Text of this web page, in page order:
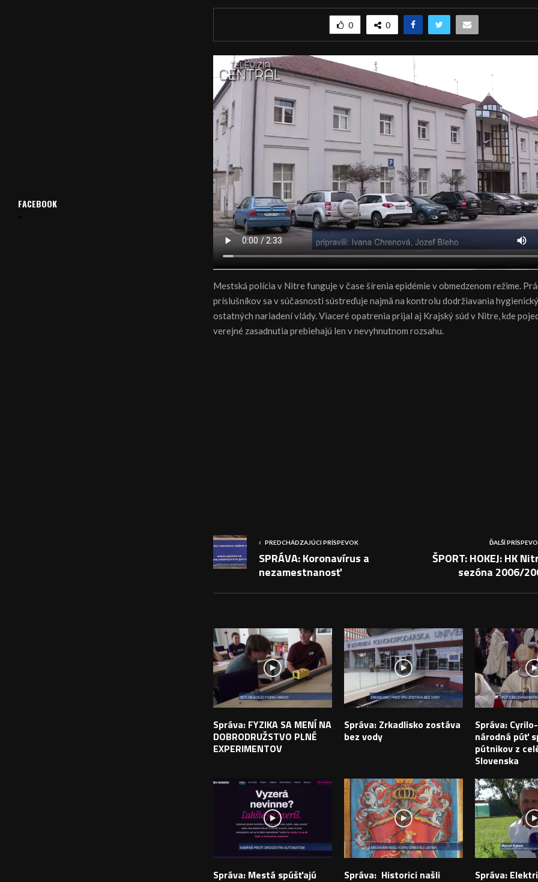
0 0
Mestská polícia v Nitre funguje v čase šírenia epidémie v obmedzenom režime.
príslušníkov sa v súčasnosti sústreďuje najmä na kontrolu dodržiavania
ostatných nariadení vlády. Viaceré opatrenia prijal aj Krajský súd v Nitre, kde
verejné zasadnutia prebiehajú len v nevyhnutnom rozsahu.
PREDCHÁDZAJÚCI PRÍSPEVOK
SPRÁVA: Koronavírus a
nezamestnanosť
ĎALŠÍ
ŠPORT: HOKEJ: HK
sezóna 2006/
Správa: FYZIKA SA MENÍ NA
DOBRODRUŽSTVO PLNÉ
EXPERIMENTOV
Správa: Zrkadlisko zostáva
bez vody
Správa:
národná púť
pútnikov z
Slovenska
Správa: Mestá spúšťajú
Správa: Historici našli
Správa:
FACEBOOK